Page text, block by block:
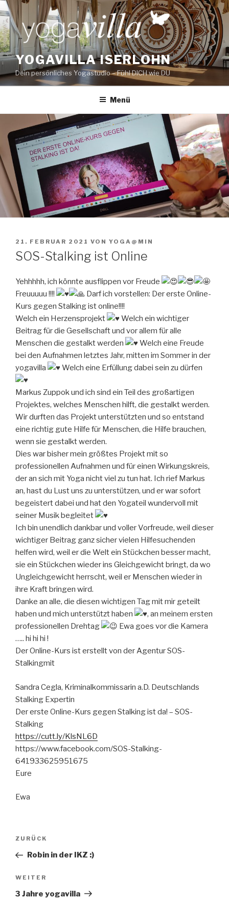
Zum
Inhalt
springen
YOGAVILLA ISERLOHN
Dein persönliches Yogastudio – Fühl DICH wie DU
Menü
VERÖFFENTLICHT
AM
21. FEBRUAR 2021 VON YOGA@MIN
SOS-Stalking ist Online
Yehhhhh, ich könnte ausflippen vor Freude
Freuuuuu !!!!
Darf ich vorstellen: Der erste Online-
Kurs gegen Stalking ist online!!!!
Welch ein Herzensprojekt
Welch ein wichtiger
Beitrag für die Gesellschaft und vor allem für alle
Menschen die gestalkt werden
Welch eine Freude
bei den Aufnahmen letztes Jahr, mitten im Sommer in der
yogavilla
Welch eine Erfüllung dabei sein zu dürfen
Markus Zuppok und ich sind ein Teil des großartigen
Projektes, welches Menschen hilft, die gestalkt werden.
Wir durften das Projekt unterstützten und so entstand
eine richtig gute Hilfe für Menschen, die Hilfe brauchen,
wenn sie gestalkt werden.
Dies war bisher mein größtes Projekt mit so
professionellen Aufnahmen und für einen Wirkungskreis,
der an sich mit Yoga nicht viel zu tun hat. Ich rief Markus
an, hast du Lust uns zu unterstützen, und er war sofort
begeistert dabei und hat den Yogateil wundervoll mit
seiner Musik begleitet
Ich bin unendlich dankbar und voller Vorfreude, weil dieser
wichtiger Beitrag ganz sicher vielen Hilfesuchenden
helfen wird, weil er die Welt ein Stückchen besser macht,
sie ein Stückchen wieder ins Gleichgewicht bringt, da wo
Ungleichgewicht herrscht, weil er Menschen wieder in
ihre Kraft bringen wird.
Danke an alle, die diesen wichtigen Tag mit mir geteilt
haben und mich unterstützt haben
, an meinem ersten
professionellen Drehtag
Ewa goes vor die Kamera
….. hi hi hi !
Der Online-Kurs ist erstellt von der Agentur SOS-
Stalkingmit
Sandra Cegla, Kriminalkommissarin a.D. Deutschlands
Stalking Expertin
Der erste Online-Kurs gegen Stalking ist da! – SOS-
Stalking
https://cutt.ly/KlsNL6D
https://www.facebook.com/SOS-Stalking-
641933625951675
Eure
Ewa
Beitragsnavigation
Vorheriger
Beitrag
ZURÜCK
Robin in der IKZ :)
Nächster
Beitrag
WEITER
3 Jahre yogavilla